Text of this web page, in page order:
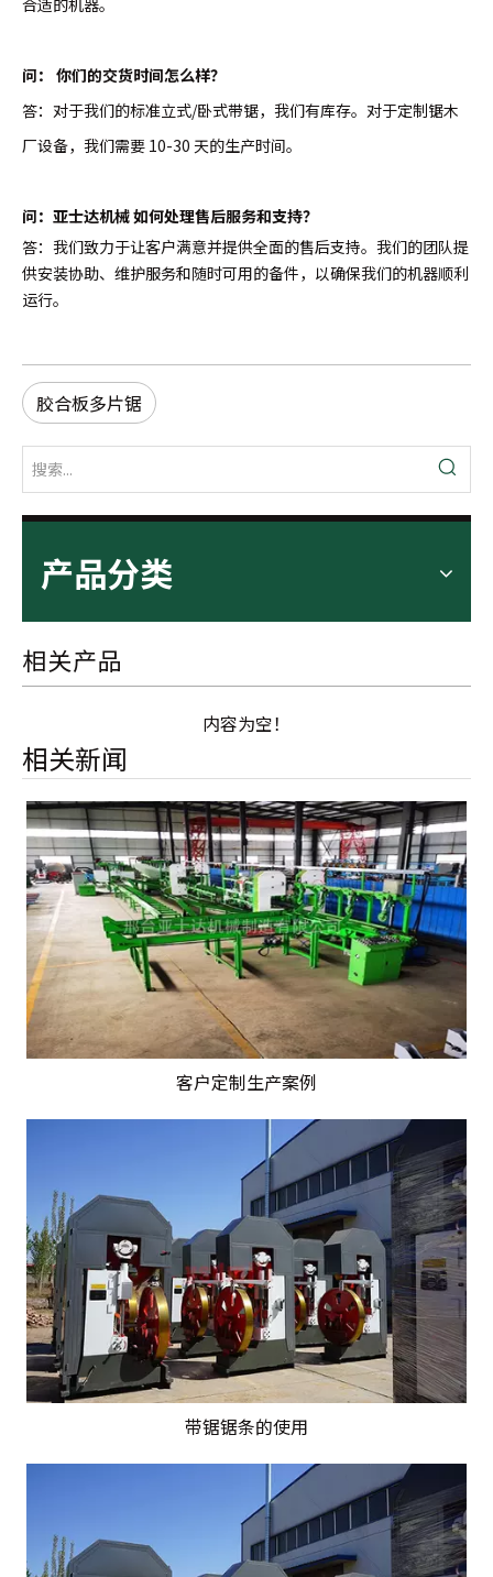
合适的机器。
问： 你们的交货时间怎么样？
答：对于我们的标准立式/卧式带锯，我们有库存。对于定制锯木
厂设备，我们需要 10-30 天的生产时间。
问：亚士达机械 如何处理售后服务和支持？
答：我们致力于让客户满意并提供全面的售后支持。我们的团队提
供安装协助、维护服务和随时可用的备件，以确保我们的机器顺利
运行。
胶合板多片锯
产品分类
相关产品
内容为空！
相关新闻
客户定制生产案例
带锯锯条的使用